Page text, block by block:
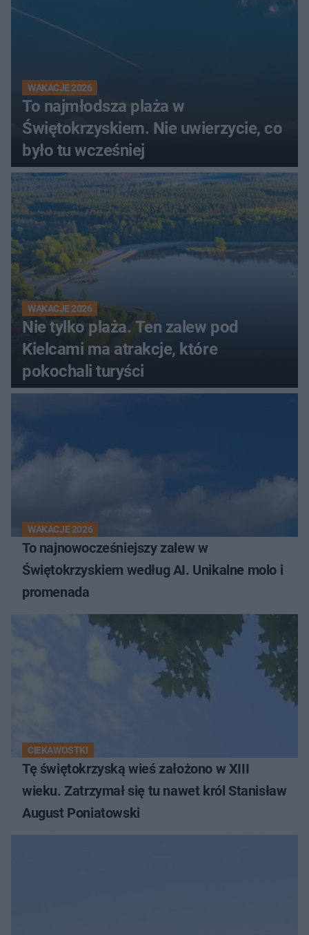
WAKACJE 2026
To najmłodsza plaża w
Świętokrzyskiem. Nie uwierzycie, co
było tu wcześniej
WAKACJE 2026
Nie tylko plaża. Ten zalew pod
Kielcami ma atrakcje, które
pokochali turyści
WAKACJE 2026
To najnowocześniejszy zalew w
Świętokrzyskiem według AI. Unikalne molo i
promenada
CIEKAWOSTKI
Tę świętokrzyską wieś założono w XIII
wieku. Zatrzymał się tu nawet król Stanisław
August Poniatowski